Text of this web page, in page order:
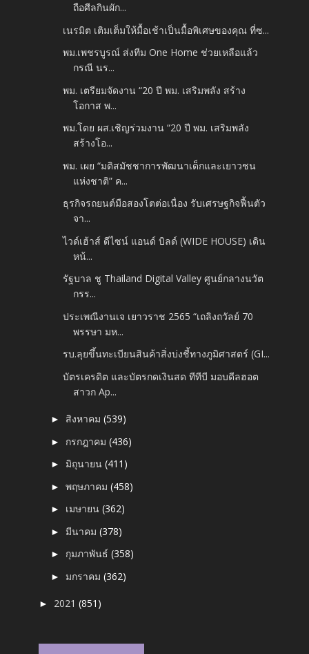
ถือศีลกินผัก...
เนรมิต เติมเต็มให้มื้อเช้าเป็นมื้อพิเศษของคุณ ที่ซ...
พม.เพชรบูรณ์ ส่งทีม One Home ช่วยเหลือแล้ว
กรณี นร...
พม. เตรียมจัดงาน “20 ปี พม. เสริมพลัง สร้าง
โอกาส พ...
พม.โดย ผส.เชิญร่วมงาน “20 ปี พม. เสริมพลัง
สร้างโอ...
พม. เผย “มติสมัชชาการพัฒนาเด็กและเยาวชน
แห่งชาติ” ค...
ธุรกิจรถยนต์มือสองโตต่อเนื่อง รับเศรษฐกิจฟื้นตัว
จา...
ไวด์เฮ้าส์ ดีไซน์ แอนด์ บิลด์ (WIDE HOUSE) เดิน
หน้...
รัฐบาล ชู Thailand Digital Valley ศูนย์กลางนวัต
กรร...
ประเพณีงานเจ เยาวราช 2565 “เถลิงถวัลย์ 70
พรรษา มห...
รบ.ลุยขึ้นทะเบียนสินค้าสิ่งบ่งชี้ทางภูมิศาสตร์ (GI...
บัตรเครดิต และบัตรกดเงินสด ทีทีบี มอบดีลฮอต
สาวก Ap...
► สิงหาคม(539)
► กรกฎาคม(436)
► มิถุนายน(411)
►พฤษภาคม(458)
► เมษายน(362)
► มีนาคม(378)
► กุมภาพันธ์(358)
► มกราคม(362)
► 2021(851)